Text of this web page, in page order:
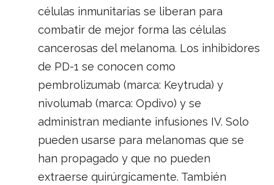
células inmunitarias se liberan para
combatir de mejor forma las células
cancerosas del melanoma. Los inhibidores
de PD-1 se conocen como
pembrolizumab (marca: Keytruda) y
nivolumab (marca: Opdivo) y se
administran mediante infusiones IV. Solo
pueden usarse para melanomas que se
han propagado y que no pueden
extraerse quirúrgicamente. También